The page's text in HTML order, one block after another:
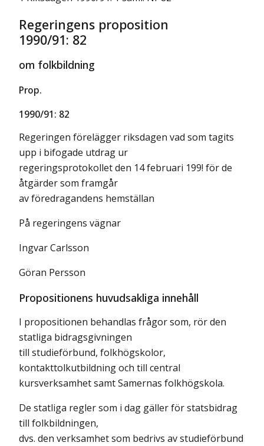
Regeringens proposition
1990/91: 82
om folkbildning
Prop.
1990/91: 82
Regeringen förelägger riksdagen vad som tagits
upp i bifogade utdrag ur
regeringsprotokollet den 14 februari 199! för de
åtgärder som framgår
av föredragandens hemställan
På regeringens vägnar
Ingvar Carlsson
Göran Persson
Propositionens huvudsakliga innehåll
I propositionen behandlas frågor som, rör den
statliga bidragsgivningen
till studieförbund, folkhögskolor,
kontakttolkutbildning och till central
kursverksamhet samt Samernas folkhögskola.
De statliga regler som i dag gäller för statsbidrag
till folkbildningen,
dvs. den verksamhet som bedrivs av studieförbund